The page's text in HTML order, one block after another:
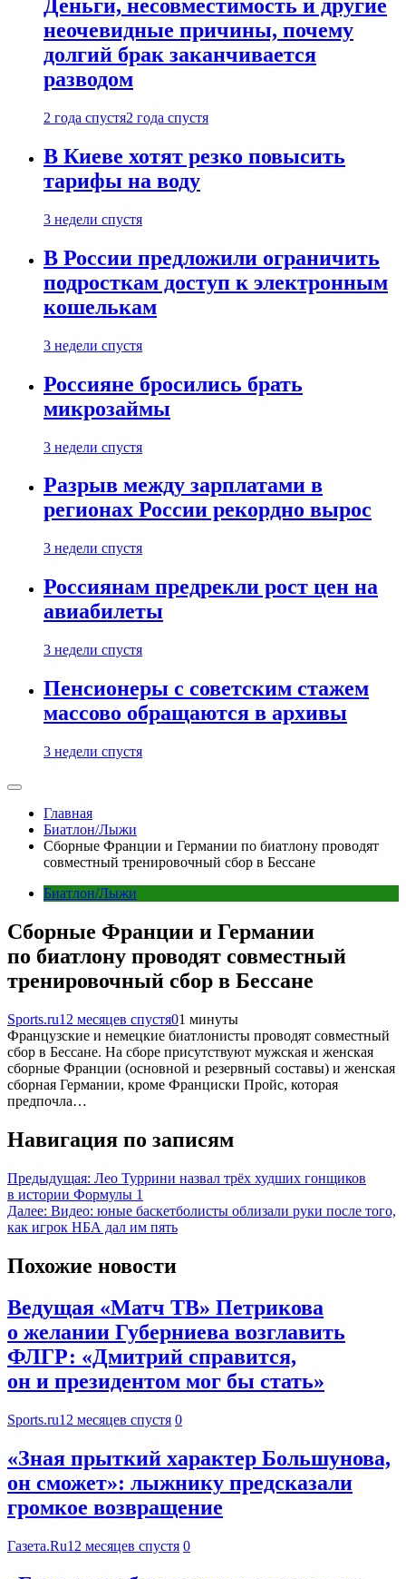
Деньги, несовместимость и другие
неочевидные причины, почему
долгий брак заканчивается
разводом
2 года спустя2 года спустя
В Киеве хотят резко повысить
тарифы на воду
3 недели спустя
В России предложили ограничить
подросткам доступ к электронным
кошелькам
3 недели спустя
Россияне бросились брать
микрозаймы
3 недели спустя
Разрыв между зарплатами в
регионах России рекордно вырос
3 недели спустя
Россиянам предрекли рост цен на
авиабилеты
3 недели спустя
Пенсионеры с советским стажем
массово обращаются в архивы
3 недели спустя
Главная
Биатлон/Лыжи
Сборные Франции и Германии по биатлону проводят
совместный тренировочный сбор в Бессане
Биатлон/Лыжи
Сборные Франции и Германии
по биатлону проводят совместный
тренировочный сбор в Бессане
Sports.ru12 месяцев спустя01 минуты
Французские и немецкие биатлонисты проводят совместный
сбор в Бессане. На сборе присутствуют мужская и женская
сборные Франции (основной и резервный составы) и женская
сборная Германии, кроме Франциски Пройс, которая
предпочла…
Навигация по записям
Предыдущая: Лео Туррини назвал трёх худших гонщиков
в истории Формулы 1
Далее: Видео: юные баскетболисты облизали руки после того,
как игрок НБА дал им пять
Похожие новости
Ведущая «Матч ТВ» Петрикова
о желании Губерниева возглавить
ФЛГР: «Дмитрий справится,
он и президентом мог бы стать»
Sports.ru12 месяцев спустя 0
«Зная прыткий характер Большунова,
он сможет»: лыжнику предсказали
громкое возвращение
Газета.Ru12 месяцев спустя 0